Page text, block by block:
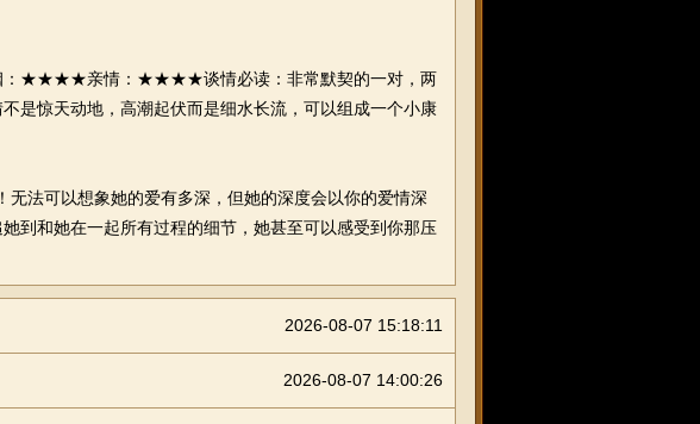
亲情：★★★★谈情必读：非常默契的一对，两
是惊天动地，高潮起伏而是细水长流，可以组成一个小康
法可以想象她的爱有多深，但她的深度会以你的爱情深
到和她在一起所有过程的细节，她甚至可以感受到你那压
2026-08-07 15:18:11
2026-08-07 14:00:26